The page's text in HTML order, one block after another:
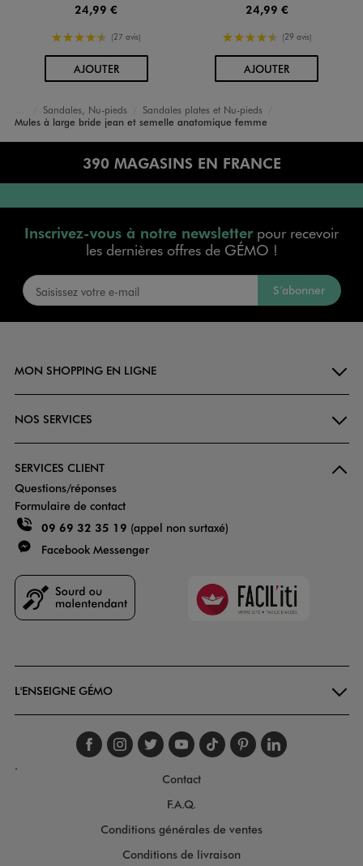
24,99 €
4.5/5 de moyenne
(27 avis)
AJOUTERAU PANIER
24,99 €
4.5/5 de moyenne
(29 avis)
AJOUTERAU PANIER
Accueil
Femme
Chaussures
Sandales, Nu-pieds
Sandales plates et Nu-pieds
Mules à large bride jean et semelle anatomique femme
390 MAGASINS EN FRANCE
Inscrivez-vous à notre newsletterpour recevoir
les dernières offres de GÉMO !
S’abonner
MON SHOPPING EN LIGNE
NOS SERVICES
SERVICES CLIENT
Questions/réponses
Formulaire de contact
09 69 32 35 19 (appel non surtaxé)
Facebook Messenger
Faciliti
L'ENSEIGNE GÉMO
Suivez-nous sur
Suivez-nous sur
Suivez-nous sur
Suivez-nous
Suivez-nous
Suivez-
.
Contact
F.A.Q.
Conditions générales de ventes
Conditions de livraison